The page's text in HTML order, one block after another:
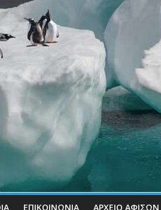
ΕΠΙΚΟΙΝΩΝΊΑ ΑΡΧΕΙΟ ΑΦΙΣΩΝ